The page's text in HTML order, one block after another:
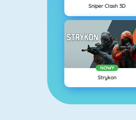
Sniper Clash 3D
NOWY
Strykon